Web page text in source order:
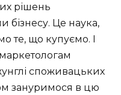
рішень
бізнесу. Це наука,
те, що купуємо. І
споживацьких
зануримося в цю